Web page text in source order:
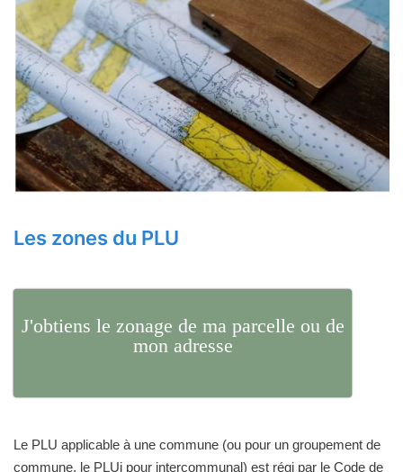
Les zones du PLU
J'obtiens le zonage de ma parcelle ou de
mon adresse
Le PLU applicable à une commune (ou pour un groupement de
commune, le PLUi pour intercommunal) est régi par le Code de